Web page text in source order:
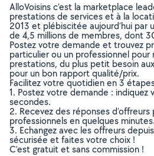
AlloVoisins c’est la marketplace
prestations de services et à la
2013 et plébiscitée aujourd’hui par
de 4,5 millions de membres, dont
Postez votre demande et trouvez
particulier ou un professionnel
prestations, du plus petit besoin
pour un bon rapport qualité/prix.
Facilitez votre quotidien en 3
1. Postez votre demande :
secondes.
2. Recevez des réponses
professionnels en quelques minutes.
3. Echangez avec les offreurs
sécurisée et faites votre choix !
C’est gratuit et sans commission !